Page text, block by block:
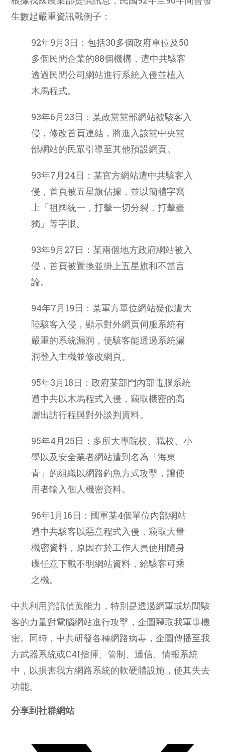
生數起嚴重資訊戰例子：
92年9月3日：包括30多個政府單位及50
多個民間企業的88個機構，遭中共駭客
透過民間公司網站進行系統入侵並植入
木馬程式。
93年6月23日：某政黨黨部網站被駭客入
侵，修改首頁連結，將進入該黨中央黨
部網站的民眾引導至其他預設網頁。
93年7月24日：某官方網站遭中共駭客入
侵，首頁被五星旗佔據，並以簡體字寫
上「祖國統一，打擊一切分裂，打擊臺
獨」等字眼。
93年9月27日：某兩個地方政府網站被入
侵，首頁被置換並掛上五星旗和不當言
論。
94年7月19日：某軍方單位網站疑似遭大
陸駭客入侵，顯示對外網頁伺服系統有
嚴重的系統漏洞，使駭客能透過系統漏
洞登入主機並修改網頁。
95年3月18日：政府某部門內部電腦系統
遭中共以木馬程式入侵，竊取機密的高
層出訪行程與對外談判資料。
95年4月25日：多所大專院校、職校、小
學以及安全業者網站遭到名為「海東
青」的組織以網路釣魚方式攻擊，讓使
用者輸入個人機密資料。
96年1月16日：國軍某4個單位內部網站
遭中共駭客以惡意程式入侵，竊取大量
機密資料，原因在於工作人員使用隨身
碟任意下載不明網站資料，給駭客可乘
之機。
中共利用資訊偵蒐能力，特別是透過網軍或坊間駭
客的力量對電腦網站進行攻擊，企圖竊取我軍事機
密。同時，中共研發各種網路病毒，企圖傳播至我
方武器系統或C4I指揮、管制、通信、情報系統
中，以損害我方網路系統的軟硬體設施，使其失去
功能。
分享到社群網站Share